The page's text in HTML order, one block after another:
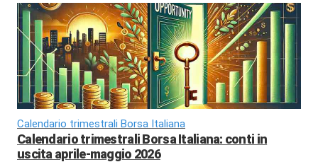
Calendario trimestrali Borsa Italiana
Calendario trimestrali Borsa Italiana: conti in
uscita aprile-maggio 2026